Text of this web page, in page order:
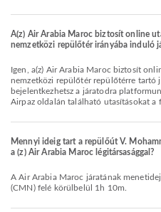
A(z) Air Arabia Maroc biztosít online
nemzetközi repülőtér irányába induló
Igen, a(z) Air Arabia Maroc biztosít online bejelentkezést a(z) V. Mohammed
nemzetközi repülőtér repülőtérre tartó
bejelentkezhetsz a járatodra
Airpaz oldalán található utasításokat a
Mennyi ideig tart a repülőút V.
a (z) Air Arabia Maroc légitársasággal?
A Air Arabia Maroc járatának menetideje V. Mohammed nemzetközi repülőtér
(CMN) felé körülbelül 1h 10m.